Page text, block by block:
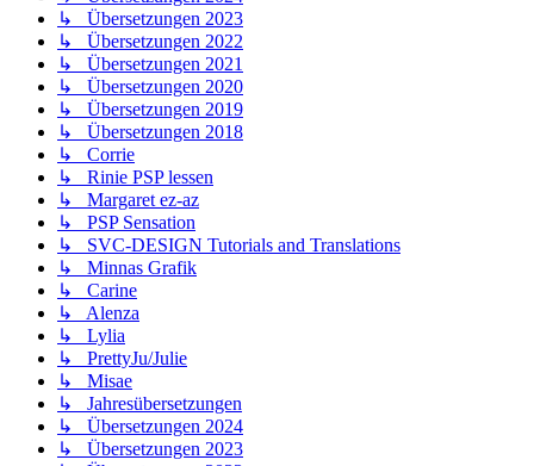
↳ Übersetzungen 2023
↳ Übersetzungen 2022
↳ Übersetzungen 2021
↳ Übersetzungen 2020
↳ Übersetzungen 2019
↳ Übersetzungen 2018
↳ Corrie
↳ Rinie PSP lessen
↳ Margaret ez-az
↳ PSP Sensation
↳ SVC-DESIGN Tutorials and Translations
↳ Minnas Grafik
↳ Carine
↳ Alenza
↳ Lylia
↳ PrettyJu/Julie
↳ Misae
↳ Jahresübersetzungen
↳ Übersetzungen 2024
↳ Übersetzungen 2023